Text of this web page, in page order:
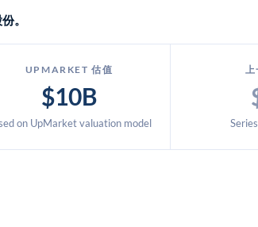
。
UPMARKET 估值
$10B
on UpMarket valuation model
上